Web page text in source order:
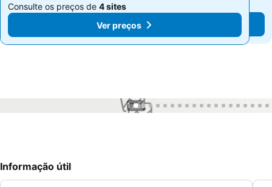
Consulte os preços de 4 sites
Ver preços
Consulte os preços de 4 sites
Ver preços
1 / 56
Informação útil